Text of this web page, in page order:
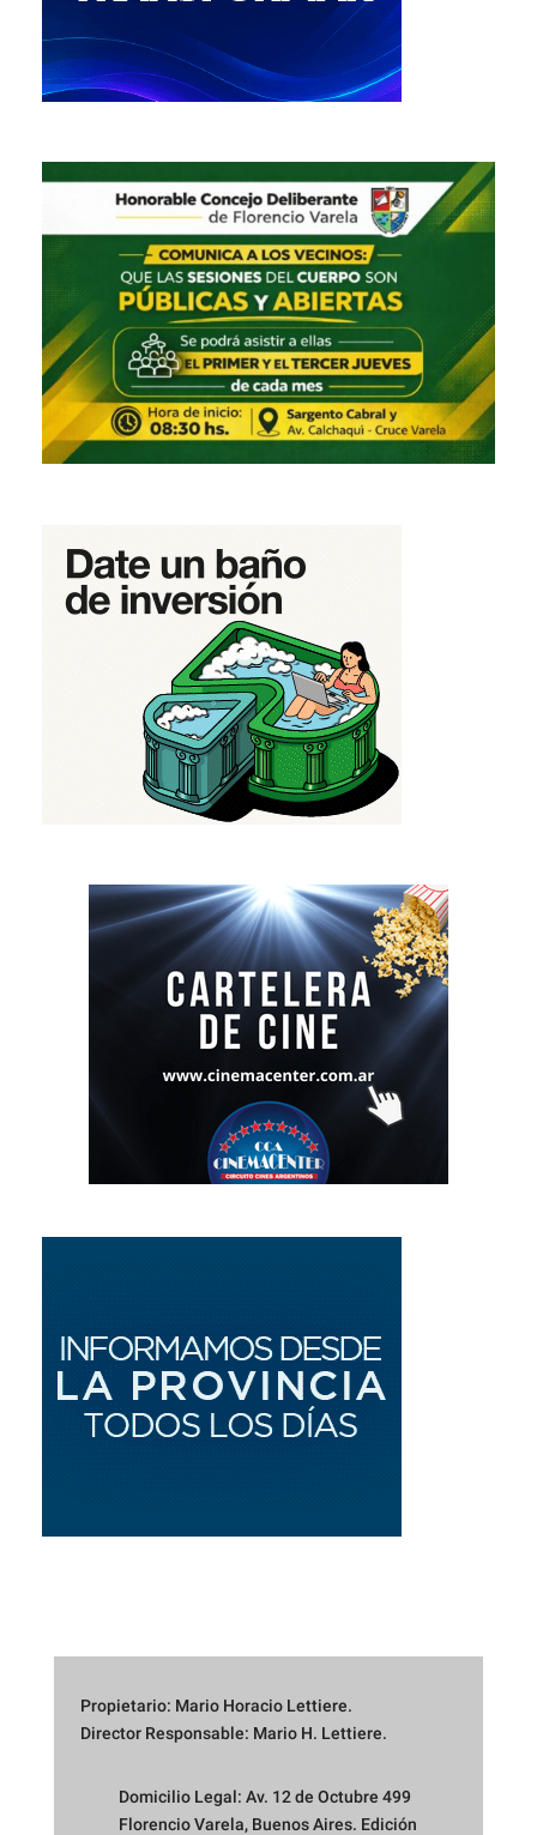
Propietario: Mario Horacio Lettiere.
Director Responsable: Mario H. Lettiere.
Domicilio Legal: Av. 12 de Octubre 499
Florencio Varela, Buenos Aires. Edición